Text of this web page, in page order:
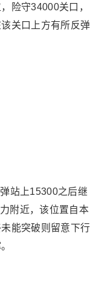
险守34000关口，
关口上方有所反弹
站上15300之后继
附近，该位置自本
能突破则留意下行